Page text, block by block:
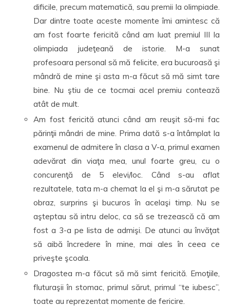
dificile, precum matematică, sau premii la olimpiade.
Dar dintre toate aceste momente îmi amintesc că
am fost foarte fericită când am luat premiul III la
olimpiada judeţeană de istorie. M-a sunat
profesoara personal să mă felicite, era bucuroasă şi
mândră de mine şi asta m-a făcut să mă simt tare
bine. Nu ştiu de ce tocmai acel premiu contează
atât de mult.
Am fost fericită atunci când am reuşit să-mi fac
părinţii mândri de mine. Prima dată s-a întâmplat la
examenul de admitere în clasa a V-a, primul examen
adevărat din viaţa mea, unul foarte greu, cu o
concurenţă de 5 elevi/loc. Când s-au aflat
rezultatele, tata m-a chemat la el şi m-a sărutat pe
obraz, surprins şi bucuros în acelaşi timp. Nu se
aşteptau să intru deloc, ca să se trezească că am
fost a 3-a pe lista de admişi. De atunci au învăţat
să aibă încredere în mine, mai ales în ceea ce
priveşte şcoala.
Dragostea m-a făcut să mă simt fericită. Emoţiile,
fluturaşii în stomac, primul sărut, primul “te iubesc”,
toate au reprezentat momente de fericire.